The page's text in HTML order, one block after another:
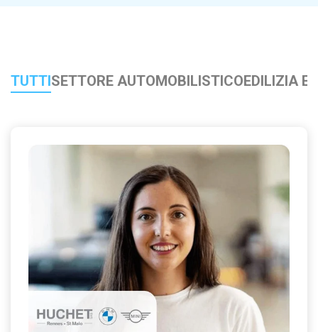
mobilità interna
internamente?
TUTTISETTORE AUTOMOBILISTICOEDILIZIA E